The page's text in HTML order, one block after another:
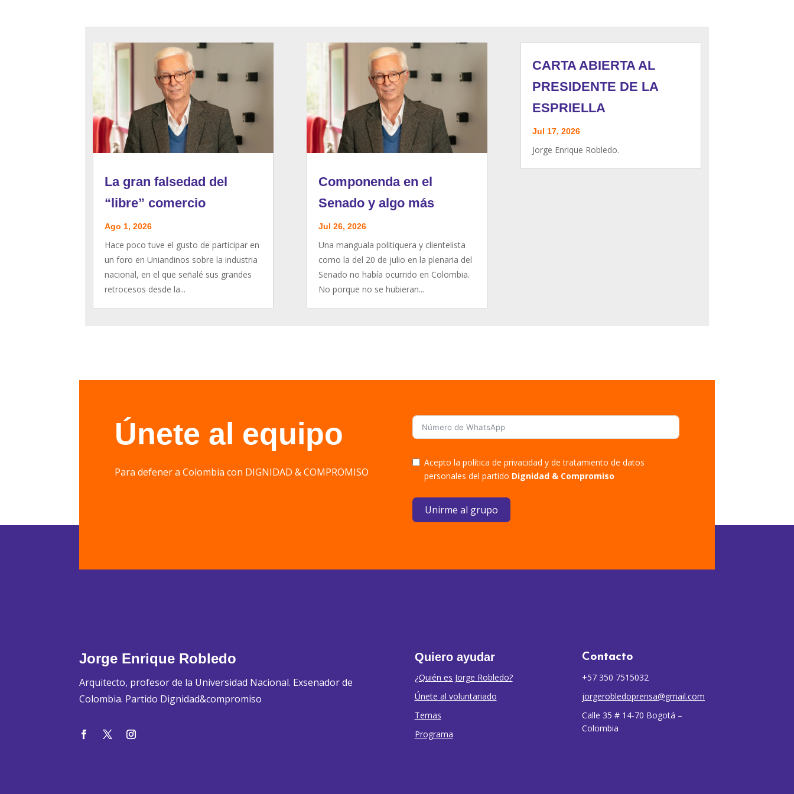
La gran falsedad del
“libre” comercio
Ago 1, 2026
Hace poco tuve el gusto de participar en
un foro en Uniandinos sobre la industria
nacional, en el que señalé sus grandes
retrocesos desde la...
Componenda en el
Senado y algo más
Jul 26, 2026
Una manguala politiquera y clientelista
como la del 20 de julio en la plenaria del
Senado no había ocurrido en Colombia.
No porque no se hubieran...
CARTA ABIERTA AL
PRESIDENTE DE LA
ESPRIELLA
Jul 17, 2026
Jorge Enrique Robledo.
Únete al equipo
Para defener a Colombia con DIGNIDAD & COMPROMISO
Acepto la política de privacidad y de tratamiento de datos
personales del partido Dignidad & Compromiso
Unirme al grupo
Jorge Enrique Robledo
Arquitecto, profesor de la Universidad Nacional. Exsenador de
Colombia. Partido Dignidad&compromiso
Quiero ayudar
¿Quién es Jorge Robledo?
Únete al voluntariado
Temas
Programa
Contacto
+57 350 7515032
jorgerobledoprensa@gmail.com
Calle 35 # 14-70 Bogotá –
Colombia